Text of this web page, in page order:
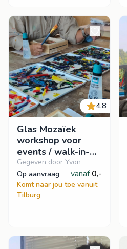
4.8
Glas Mozaïek
workshop voor
events / walk-in-
workshop
Gegeven door Yvon
op aanvraag
vanaf 0,-
Komt naar jou toe vanuit
Tilburg